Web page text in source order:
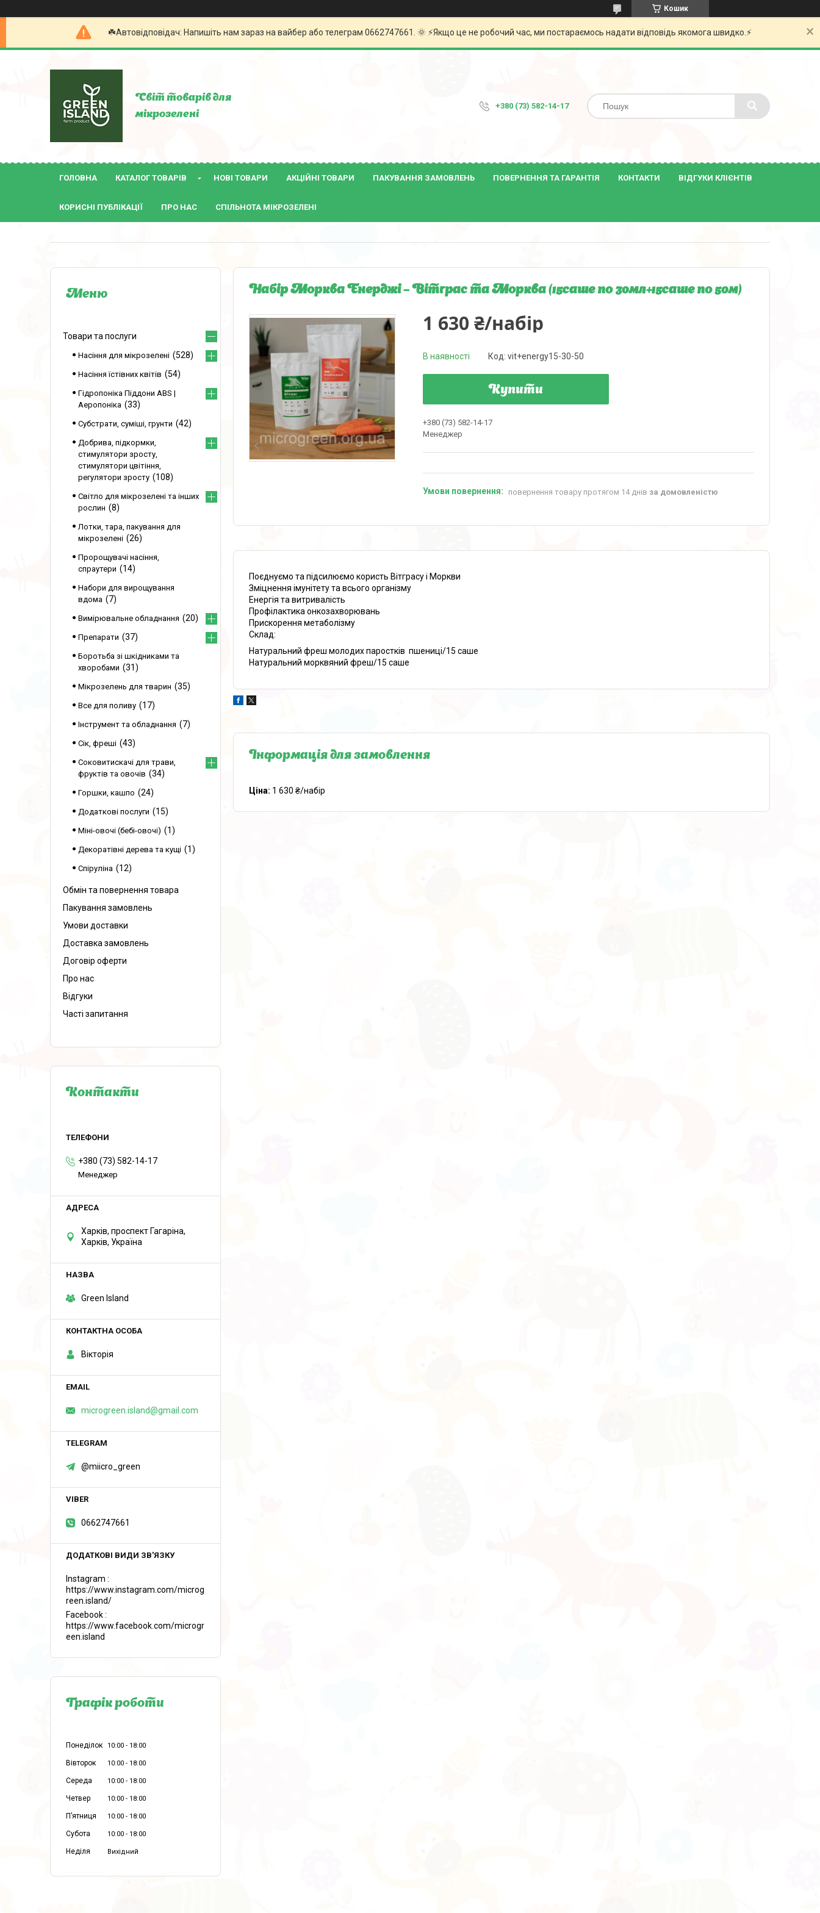
Кошик
☘️Автовідповідач: Напишіть нам зараз на вайбер або телеграм 0662747661. 🌞 ⚡️Якщо це не робочий час, ми постараємось надати відповідь якомога швидко.⚡️
Світ товарів для
мікрозелені
+380 (73) 582-14-17
ГОЛОВНА КАТАЛОГ ТОВАРІВ НОВІ ТОВАРИ АКЦІЙНІ ТОВАРИ ПАКУВАННЯ ЗАМОВЛЕНЬ ПОВЕРНЕННЯ ТА ГАРАНТІЯ КОНТАКТИ ВІДГУКИ КЛІЄНТІВ
КОРИСНІ ПУБЛІКАЦІЇ ПРО НАС СПІЛЬНОТА МІКРОЗЕЛЕНІ
Набір Морква Енерджі – Вітграс та Морква (15саше по 30мл+15саше по 50м)
1 630 ₴/набір
В наявності Код: vit+energy15-30-50
Купити
+380 (73) 582-14-17
Менеджер
повернення товару протягом 14 днів за домовленістю
Поєднуємо та підсилюємо користь Вітграсу і Моркви
Зміцнення імунітету та всього організму
Енергія та витривалість
Профілактика онкозахворювань
Прискорення метаболізму
Склад:
Натуральний фреш молодих паростків пшениці/15 саше
Натуральний морквяний фреш/15 саше
Інформація для замовлення
Ціна: 1 630 ₴/набір
Товари та послуги
Насіння для мікрозелені 528
Насіння їстівних квітів 54
Гідропоніка Піддони ABS |
Аеропоніка
33
Субстрати, суміші, грунти 42
Добрива, підкормки,
стимулятори зросту,
стимулятори цвітіння,
регулятори зросту
108
Світло для мікрозелені та інших
рослин
8
Лотки, тара, пакування для
мікрозелені
26
Пророщувачі насіння,
спраутери
14
Набори для вирощування
вдома
7
Вимірювальне обладнання 20
Препарати 37
Боротьба зі шкідниками та
хворобами
31
Мікрозелень для тварин 35
Все для поливу 17
Інструмент та обладнання 7
Сік, фреші 43
Соковитискачі для трави,
фруктів та овочів
34
Горшки, кашпо 24
Додаткові послуги 15
Міні-овочі (бебі-овочі) 1
Декоратівні дерева та кущі 1
Спіруліна 12
Обмін та повернення товара
Пакування замовлень
Умови доставки
Доставка замовлень
Договір оферти
Про нас
Відгуки
Часті запитання
Контакти
+380 (73) 582-14-17
Менеджер
Харків, проспект Гагаріна,
Харків, Україна
Green Island
Вікторія
microgreen.island@gmail.com
@miicro_green
0662747661
Instagram
https://www.instagram.com/microg
reen.island/
Facebook
https://www.facebook.com/microgr
een.island
Графік роботи
Понеділок 10:00 18:00
Вівторок 10:00 18:00
Середа 10:00 18:00
Четвер 10:00 18:00
Пʼятниця 10:00 18:00
Субота 10:00 18:00
Неділя Вихідний